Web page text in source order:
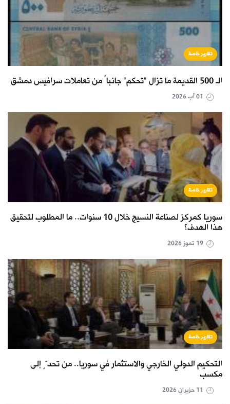
تقارير خاصة
الـ 500 القديمة ما تزال "تحكم" جانباً من تعاملات سرافيس دمشق
تقارير خاصة
سوريا كمركز لصناعة النسيج خلال 10 سنوات.. ما المطلوب لتحقيق
هذا الهدف؟
تقارير خاصة
التحكيم الدولي الخارجي والاستثمار في سوريا.. من تحدٍّ إلى
مكسب